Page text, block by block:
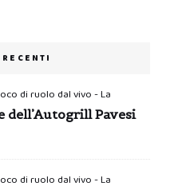
di ruolo dal vivo - La
dell’Autogrill Pavesi
di ruolo dal vivo - La